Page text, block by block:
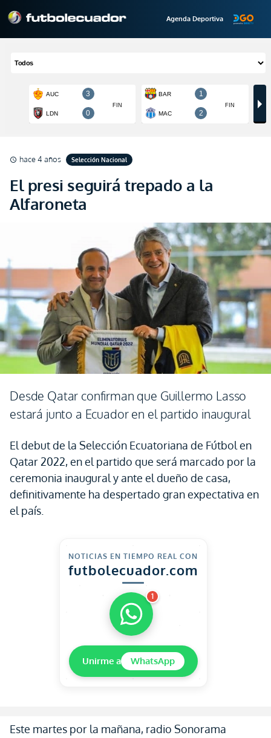
Agenda Deportiva
schedule hace 4 años Selección Nacional
El presi seguirá trepado a la
Alfaroneta
Desde Qatar confirman que Guillermo Lasso
estará junto a Ecuador en el partido inaugural
El debut de la Selección Ecuatoriana de Fútbol en
Qatar 2022, en el partido que será marcado por la
ceremonia inaugural y ante el dueño de casa,
definitivamente ha despertado gran expectativa en
el país.
NOTICIAS EN TIEMPO REAL CON
futbolecuador.com
1
Unirme a WhatsApp
Este martes por la mañana, radio Sonorama